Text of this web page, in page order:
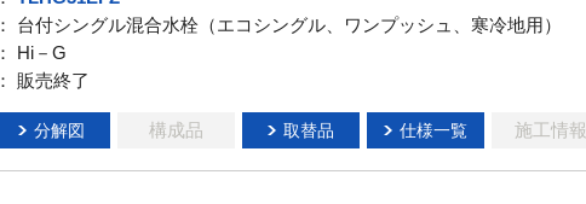
： 台付シングル混合水栓（エコシングル、ワンプッシュ、寒冷地用）
： Hi－G
： 販売終了
分解図 構成品 取替品 仕様一覧 施工情報